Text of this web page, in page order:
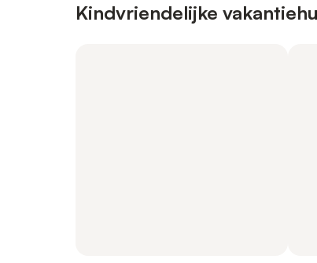
Kindvriendelijke